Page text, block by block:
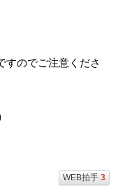
すのでご注意くださ
WEB拍手 3